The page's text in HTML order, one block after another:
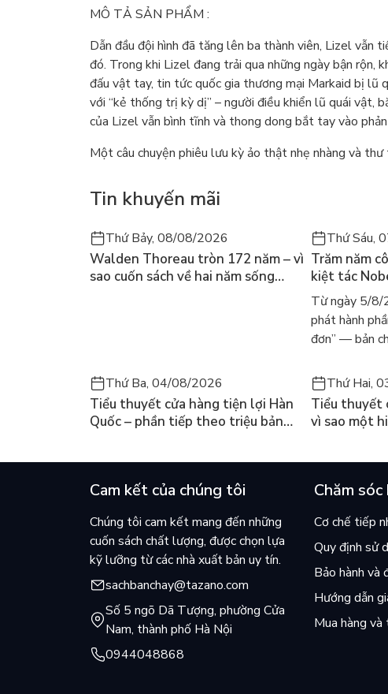
MÔ TẢ SẢN PHẨM :
Dẫn đầu đội hình đã tăng lên ba thành viên, Lizel vẫn
đó. Trong khi Lizel đang trải qua những ngày bận rộn,
đấu vật tay, tin tức quốc gia thương mại Markaid bị lũ
với “kẻ thống trị kỳ dị” – người điều khiển lũ quái vật,
của Lizel vẫn bình tĩnh và thong dong bắt tay vào
Một câu chuyện phiêu lưu kỳ ảo thật nhẹ nhàng và
Tin khuyến mãi
Thứ Bảy, 08/08/2026
Walden Thoreau tròn 172 năm – vì
sao cuốn sách về hai năm sống
Thứ Sáu,
Trăm năm
kiệt tác
dòng người
Márquez
Từ ngày 5/8/
phát hành
đơn” — bản
Thứ Ba, 04/08/2026
Tiểu thuyết cửa hàng tiện lợi Hàn
Quốc – phần tiếp theo triệu bản
Thứ Hai,
Tiểu thuyết
vì sao một
Cam kết của chúng tôi
Chúng tôi cam kết mang đến những
cuốn sách chất lượng, được chọn lựa
kỹ lưỡng từ các nhà xuất bản uy tín.
sachbanchay@tazano.com
Số 5 ngõ Dã Tượng, phường Cửa
Nam, thành phố Hà Nội
0944048868
Chăm sóc
Cơ chế tiếp
Quy định sử
Bảo hành và
Hướng dẫn
Mua hàng